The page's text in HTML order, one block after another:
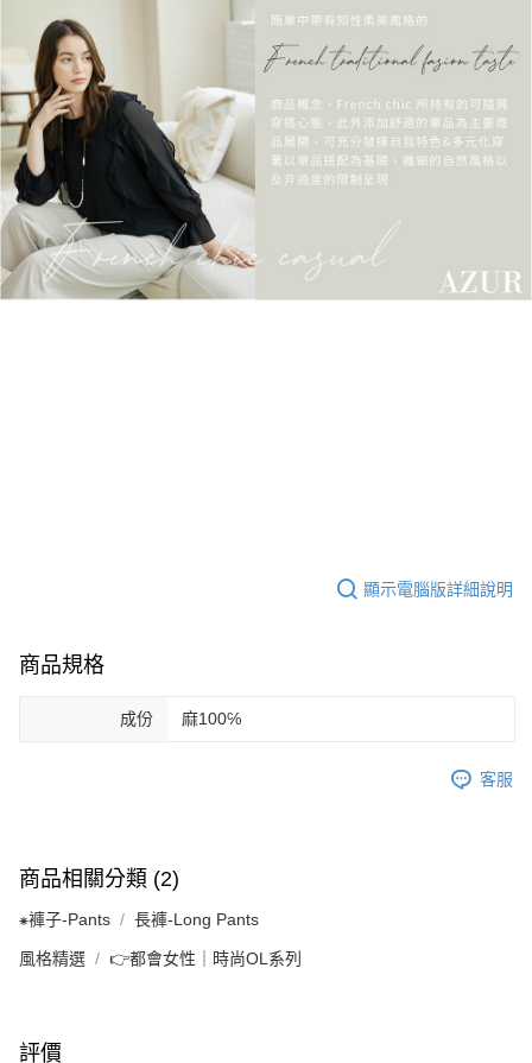
顯示電腦版詳細說明
商品規格
成份 麻100℅
客服
商品相關分類 (2)
⁕褲子-Pants 長褲-Long Pants
風格精選 👉都會女性｜時尚OL系列
評價